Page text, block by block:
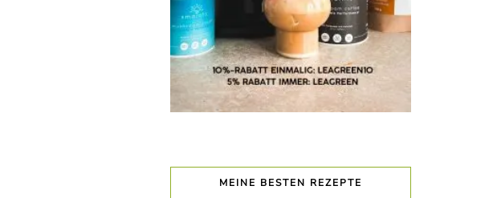
MEINE BESTEN REZEPTE